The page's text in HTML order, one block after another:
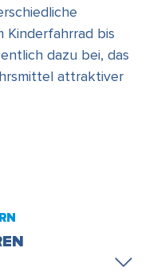
Kinderfahrrad bis
dazu bei, das
attraktiver